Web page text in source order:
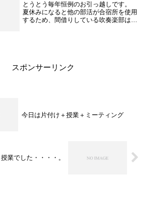
とうとう毎年恒例のお引っ越しです。
夏休みになると他の部活が合宿所を使用
するため、間借りしている吹奏楽部は場
スポンサーリンク
今日は片付け＋授業＋ミーティング
授業でした・・・・。